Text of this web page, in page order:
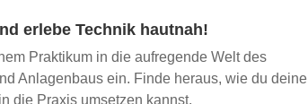
erlebe Technik hautnah!
Praktikum in die aufregende Welt des
Anlagenbaus ein. Finde heraus, wie du deine
die Praxis umsetzen kannst.